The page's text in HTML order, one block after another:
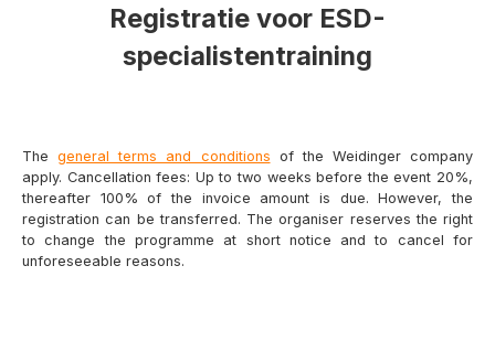
Registratie voor ESD-
specialistentraining
Thegeneral terms and conditions of the Weidinger company
apply. Cancellation fees: Up to two weeks before the event 20%,
thereafter 100% of the invoice amount is due. However, the
registration can be transferred. The organiser reserves the right
to change the programme at short notice and to cancel for
unforeseeable reasons.